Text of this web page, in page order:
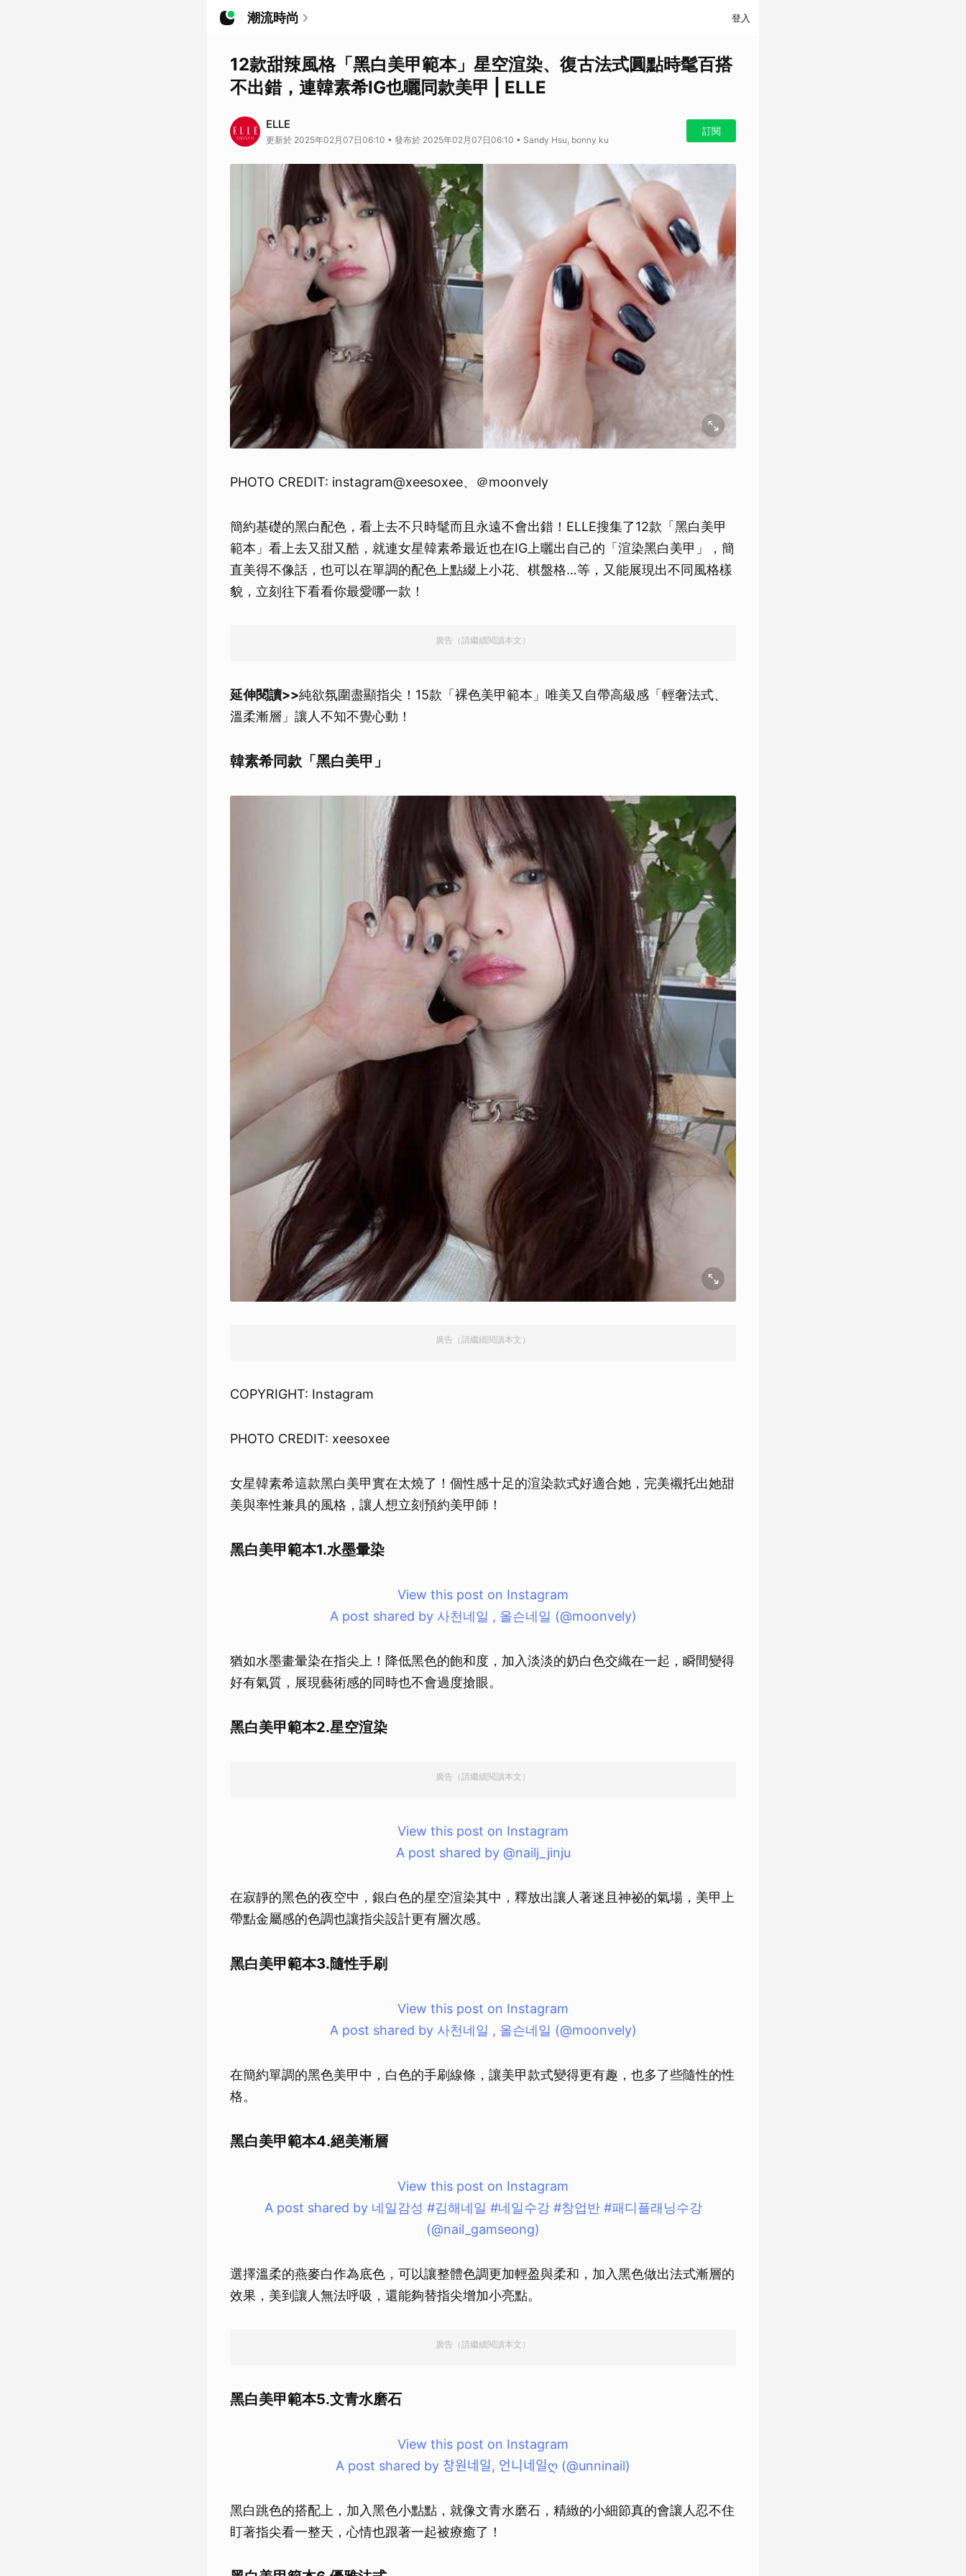
潮流時尚 登入
12款甜辣風格「黑白美甲範本」星空渲染、復古法式圓點時髦百搭
不出錯，連韓素希IG也曬同款美甲 | ELLE
ELLE
更新於 2025年02月07日06:10 • 發布於 2025年02月07日06:10 • Sandy Hsu, bonny ku
訂閱
PHOTO CREDIT: instagram@xeesoxee、＠moonvely
簡約基礎的黑白配色，看上去不只時髦而且永遠不會出錯！ELLE搜集了12款「黑白美甲
範本」看上去又甜又酷，就連女星韓素希最近也在IG上曬出自己的「渲染黑白美甲」，簡
直美得不像話，也可以在單調的配色上點綴上小花、棋盤格…等，又能展現出不同風格樣
貌，立刻往下看看你最愛哪一款！
廣告（請繼續閱讀本文）
延伸閱讀>>純欲氛圍盡顯指尖！15款「裸色美甲範本」唯美又自帶高級感「輕奢法式、
溫柔漸層」讓人不知不覺心動！
韓素希同款「黑白美甲」
廣告（請繼續閱讀本文）
COPYRIGHT: Instagram
PHOTO CREDIT: xeesoxee
女星韓素希這款黑白美甲實在太燒了！個性感十足的渲染款式好適合她，完美襯托出她甜
美與率性兼具的風格，讓人想立刻預約美甲師！
黑白美甲範本1.水墨暈染
View this post on Instagram
A post shared by 사천네일 , 올슨네일 (@moonvely)
猶如水墨畫暈染在指尖上！降低黑色的飽和度，加入淡淡的奶白色交織在一起，瞬間變得
好有氣質，展現藝術感的同時也不會過度搶眼。
黑白美甲範本2.星空渲染
廣告（請繼續閱讀本文）
View this post on Instagram
A post shared by @nailj_jinju
在寂靜的黑色的夜空中，銀白色的星空渲染其中，釋放出讓人著迷且神祕的氣場，美甲上
帶點金屬感的色調也讓指尖設計更有層次感。
黑白美甲範本3.隨性手刷
View this post on Instagram
A post shared by 사천네일 , 올슨네일 (@moonvely)
在簡約單調的黑色美甲中，白色的手刷線條，讓美甲款式變得更有趣，也多了些隨性的性
格。
黑白美甲範本4.絕美漸層
View this post on Instagram
A post shared by 네일감성 #김해네일 #네일수강 #창업반 #패디플래닝수강
(@nail_gamseong)
選擇溫柔的燕麥白作為底色，可以讓整體色調更加輕盈與柔和，加入黑色做出法式漸層的
效果，美到讓人無法呼吸，還能夠替指尖增加小亮點。
廣告（請繼續閱讀本文）
黑白美甲範本5.文青水磨石
View this post on Instagram
A post shared by 창원네일, 언니네일ღ (@unninail)
黑白跳色的搭配上，加入黑色小點點，就像文青水磨石，精緻的小細節真的會讓人忍不住
盯著指尖看一整天，心情也跟著一起被療癒了！
取消